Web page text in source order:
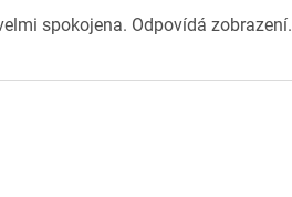
spokojena. Odpovídá zobrazení.